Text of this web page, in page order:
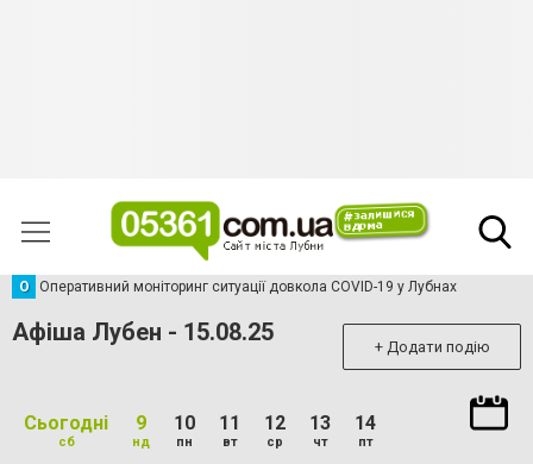
О Оперативний моніторинг ситуації довкола COVID-19 у Лубнах
Афіша Лубен - 15.08.25 + Додати подію
Сьогодні
сб
9
нд
10
пн
11
вт
12
ср
13
чт
14
пт